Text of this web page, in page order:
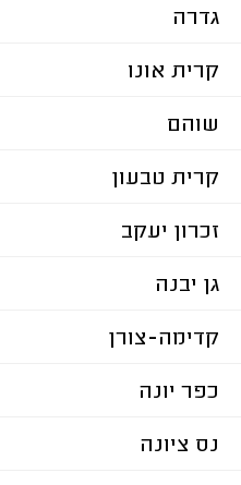
גדרה
קרית אונו
שוהם
קרית טבעון
זכרון יעקב
גן יבנה
קדימה-צורן
כפר יונה
נס ציונה